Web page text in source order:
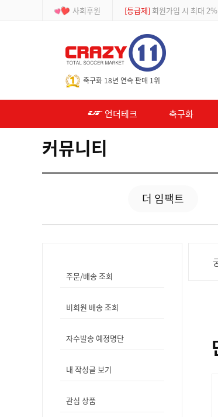
사회후원 [등급제] 회원가입 시 최대
축구화 18년 연속 판매 1위
언더테크 축구화
커뮤니티
더 임팩트
주문/배송 조회
비회원 배송 조회
자수발송 예정명단
내 작성글 보기
관심 상품